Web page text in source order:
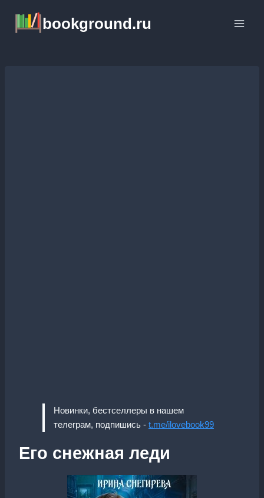
содержимому
bookground.ru
Новинки, бестселлеры в нашем
телеграм, подпишись - t.me/ilovebook99
Его снежная леди